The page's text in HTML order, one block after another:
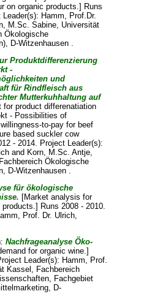
on organic products.] Runs
Hamm, Prof.Dr.
M.Sc. Sabine, Universität
Ökologische
D-Witzenhausen .
Produktdifferenzierung
-
und
für Rindfleisch aus
Mutterkuhhaltung auf
for product differenatiation
- Possibilities of
to-pay for beef
based suckler cow
- 2014. Project Leader(s):
and Korn, M.Sc. Antje,
Ökologische
D-Witzenhausen .
für ökologische
[Market analysis for
Runs 2008 - 2010.
Prof. Dr. Ulrich,
Nachfrageanalyse Öko-
for organic wine.]
Leader(s): Hamm, Prof.
Kassel, Fachbereich
Fachgebiet
D-